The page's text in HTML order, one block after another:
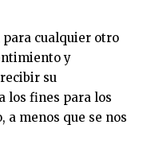
para cualquier otro
y
su
los fines para los
a menos que se nos